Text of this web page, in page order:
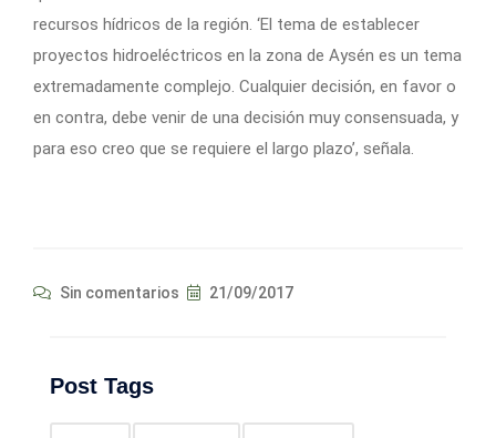
recursos hídricos de la región. ‘El tema de establecer
proyectos hidroeléctricos en la zona de Aysén es un tema
extremadamente complejo. Cualquier decisión, en favor o
en contra, debe venir de una decisión muy consensuada, y
para eso creo que se requiere el largo plazo’, señala.
Sin comentarios 21/09/2017
Post Tags